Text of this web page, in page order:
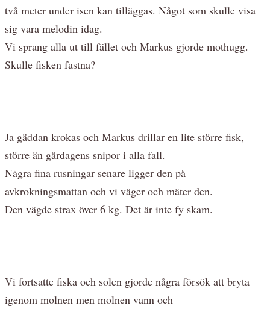
två meter under isen kan tilläggas. Något som skulle visa
sig vara melodin idag.
Vi sprang alla ut till fället och Markus gjorde mothugg.
Skulle fisken fastna?
Ja gäddan krokas och Markus drillar en lite större fisk,
större än gårdagens snipor i alla fall.
Några fina rusningar senare ligger den på
avkrokningsmattan och vi väger och mäter den.
Den vägde strax över 6 kg. Det är inte fy skam.
Vi fortsatte fiska och solen gjorde några försök att bryta
igenom molnen men molnen vann och